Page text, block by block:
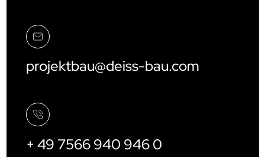
projektbau@deiss-bau.com
+ 49 7566 940 946 0